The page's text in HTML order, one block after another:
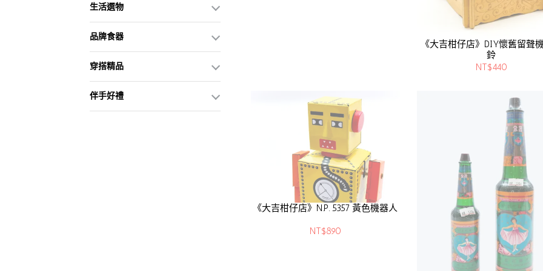
生活選物
品牌食器
穿搭精品
伴手好禮
《大吉柑仔店》DIY懷舊留聲
鈴
NT$440
《大吉柑仔店》N.P. 5357 黃色機器人
NT$890